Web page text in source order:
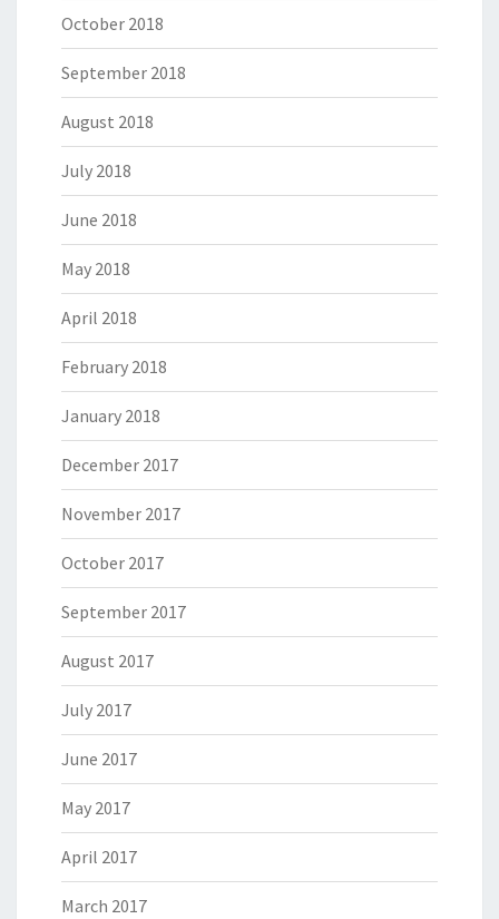
October 2018
September 2018
August 2018
July 2018
June 2018
May 2018
April 2018
February 2018
January 2018
December 2017
November 2017
October 2017
September 2017
August 2017
July 2017
June 2017
May 2017
April 2017
March 2017